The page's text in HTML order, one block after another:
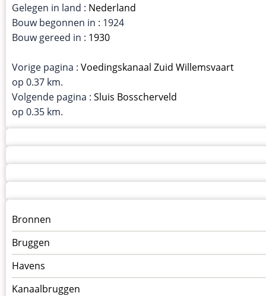
Gelegen in land : Nederland
Bouw begonnen in : 1924
Bouw gereed in : 1930
Vorige pagina : Voedingskanaal Zuid Willemsvaart
op 0.37 km.
Volgende pagina : Sluis Bosscherveld
op 0.35 km.
Menu
kunstwerken
op
kunstwerkpagina
Bronnen
Bruggen
Havens
Kanaalbruggen